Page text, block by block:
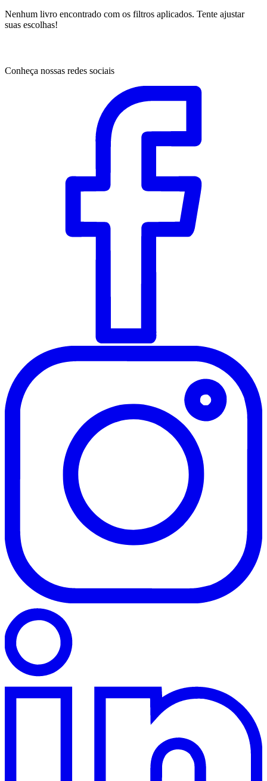
Nenhum livro encontrado com os filtros aplicados. Tente ajustar
suas escolhas!
Conheça nossas redes sociais